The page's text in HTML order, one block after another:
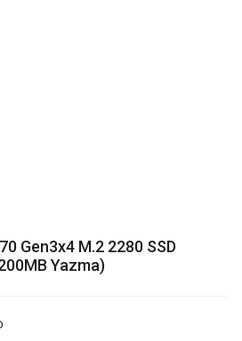
Gen3x4 M.2 2280 SSD
Yazma)